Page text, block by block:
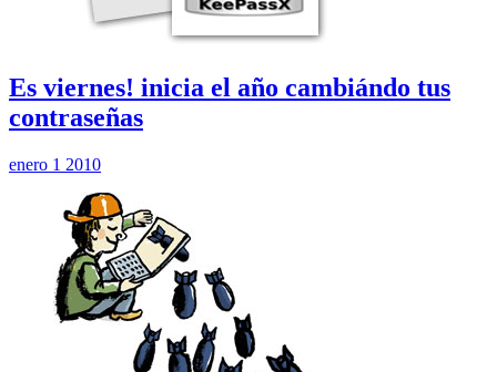
Es viernes! inicia el año cambiándo tus
contraseñas
enero 1 2010